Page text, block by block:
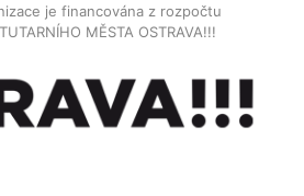
je financována z rozpočtu
MĚSTA OSTRAVA!!!